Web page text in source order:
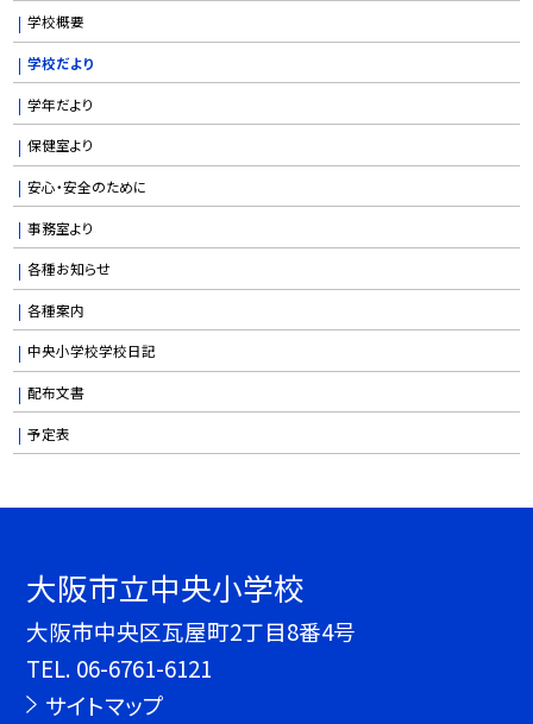
学校概要
学校だより
学年だより
保健室より
安心・安全のために
事務室より
各種お知らせ
各種案内
中央小学校学校日記
配布文書
予定表
大阪市立中央小学校
大阪市中央区瓦屋町2丁目8番4号
TEL. 06-6761-6121
サイトマップ